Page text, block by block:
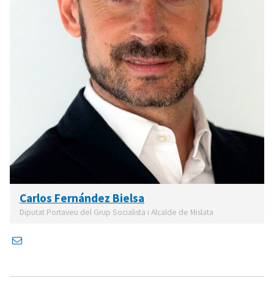
Carlos Fernández Bielsa
Diputat Portaveu del Grup Socialista i Alcalde de Mislata